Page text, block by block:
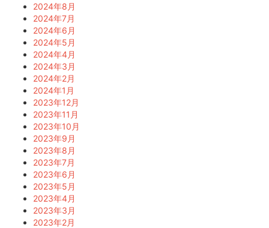
2024年8月
2024年7月
2024年6月
2024年5月
2024年4月
2024年3月
2024年2月
2024年1月
2023年12月
2023年11月
2023年10月
2023年9月
2023年8月
2023年7月
2023年6月
2023年5月
2023年4月
2023年3月
2023年2月